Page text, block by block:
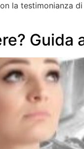
la testimonianza
Guida